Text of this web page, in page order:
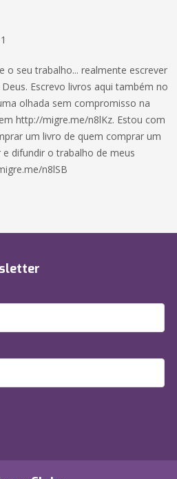
o seu trabalho... realmente escrever
Escrevo livros aqui também no
olhada sem compromisso na
http://migre.me/n8lKz. Estou com
um livro de quem comprar um
difundir o trabalho de meus
n8lSB